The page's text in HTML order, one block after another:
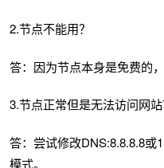
2.节点不能用？
答：因为节点本身是免费的
3.节点正常但是无法访问网站
答：尝试修改DNS:8.8.8.8或
模式。